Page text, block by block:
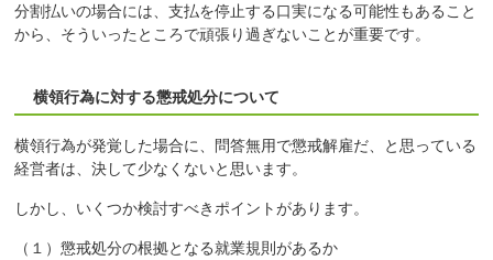
分割払いの場合には、支払を停止する口実になる可能性もあること
から、そういったところで頑張り過ぎないことが重要です。
横領行為に対する懲戒処分について
横領行為が発覚した場合に、問答無用で懲戒解雇だ、と思っている
経営者は、決して少なくないと思います。
しかし、いくつか検討すべきポイントがあります。
（１）懲戒処分の根拠となる就業規則があるか